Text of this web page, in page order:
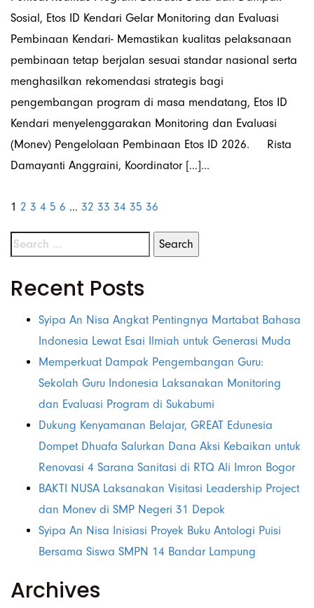
Sosial, Etos ID Kendari Gelar Monitoring dan Evaluasi
Pembinaan Kendari- Memastikan kualitas pelaksanaan
pembinaan tetap berjalan sesuai standar nasional serta
menghasilkan rekomendasi strategis bagi
pengembangan program di masa mendatang, Etos ID
Kendari menyelenggarakan Monitoring dan Evaluasi
(Monev) Pengelolaan Pembinaan Etos ID 2026. Rista
Damayanti Anggraini, Koordinator […]...
1 2 3 4 5 6 … 32 33 34 35 36
Recent Posts
Syipa An Nisa Angkat Pentingnya Martabat Bahasa
Indonesia Lewat Esai Ilmiah untuk Generasi Muda
Memperkuat Dampak Pengembangan Guru:
Sekolah Guru Indonesia Laksanakan Monitoring
dan Evaluasi Program di Sukabumi
Dukung Kenyamanan Belajar, GREAT Edunesia
Dompet Dhuafa Salurkan Dana Aksi Kebaikan untuk
Renovasi 4 Sarana Sanitasi di RTQ Ali Imron Bogor
BAKTI NUSA Laksanakan Visitasi Leadership Project
dan Monev di SMP Negeri 31 Depok
Syipa An Nisa Inisiasi Proyek Buku Antologi Puisi
Bersama Siswa SMPN 14 Bandar Lampung
Archives